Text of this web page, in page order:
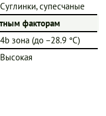
Суглинки, супесчаные
факторам
4b зона (до −28.9 °C)
Высокая